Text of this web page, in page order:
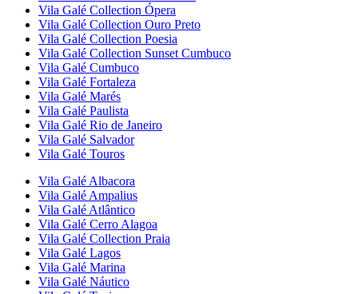
Vila Galé Collection Ópera
Vila Galé Collection Ouro Preto
Vila Galé Collection Poesia
Vila Galé Collection Sunset Cumbuco
Vila Galé Cumbuco
Vila Galé Fortaleza
Vila Galé Marés
Vila Galé Paulista
Vila Galé Rio de Janeiro
Vila Galé Salvador
Vila Galé Touros
Vila Galé Albacora
Vila Galé Ampalius
Vila Galé Atlântico
Vila Galé Cerro Alagoa
Vila Galé Collection Praia
Vila Galé Lagos
Vila Galé Marina
Vila Galé Náutico